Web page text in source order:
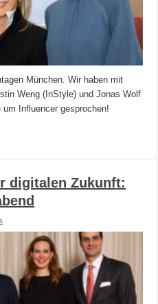
München. Wir haben mit
Weng (InStyle) und Jonas Wolf
Influencer gesprochen!
digitalen Zukunft: